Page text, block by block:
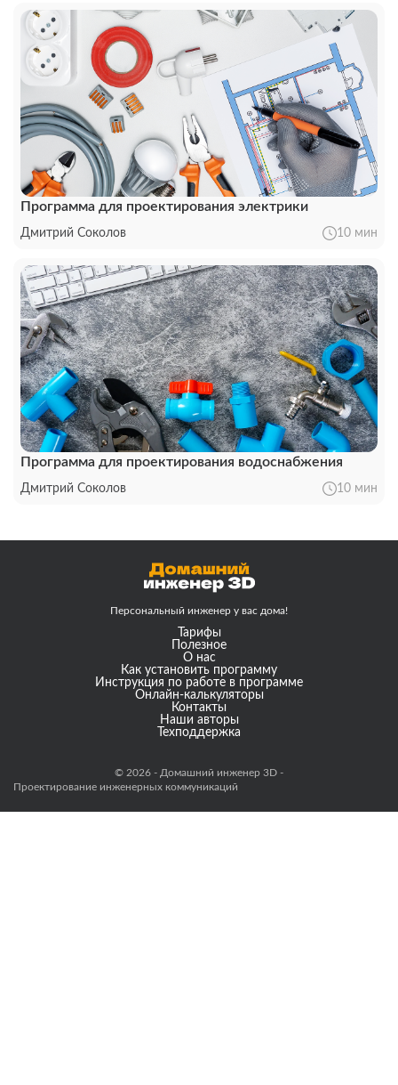
Программа для проектирования электрики
Дмитрий Соколов 10 мин
Программа для проектирования водоснабжения
Дмитрий Соколов 10 мин
Персональный инженер у вас дома!
Тарифы
Полезное
О нас
Как установить программу
Инструкция по работе в программе
Онлайн-калькуляторы
Контакты
Наши авторы
Техподдержка
© 2026 - Домашний инженер 3D -
Проектирование инженерных коммуникаций